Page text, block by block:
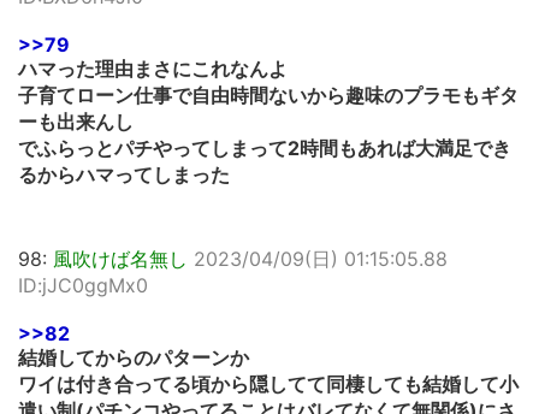
>>79
ハマった理由まさにこれなんよ
子育てローン仕事で自由時間ないから趣味のプラモもギタ
ーも出来んし
でふらっとパチやってしまって2時間もあれば大満足でき
るからハマってしまった
98: 風吹けば名無し 2023/04/09(日) 01:15:05.88
ID:jJC0ggMx0
>>82
結婚してからのパターンか
ワイは付き合ってる頃から隠してて同棲しても結婚して小